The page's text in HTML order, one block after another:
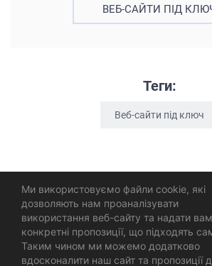
ВЕБ-САЙТИ ПІД
Теги:
Веб-сайти під ключ
Ми використовуємо файли cookie, які
дозволяють нам проаналізувати
використання веб-сайту та надати вам
конкретні пропозиції, що підходять
Таким чином ми можемо додатково
вдосконалити наш сайт та пропозиції